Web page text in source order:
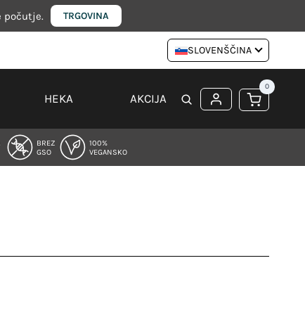
počutje. TRGOVINA
SLOVENŠČINA
HEKA AKCIJA
0
BREZ
GSO
100%
VEGANSKO